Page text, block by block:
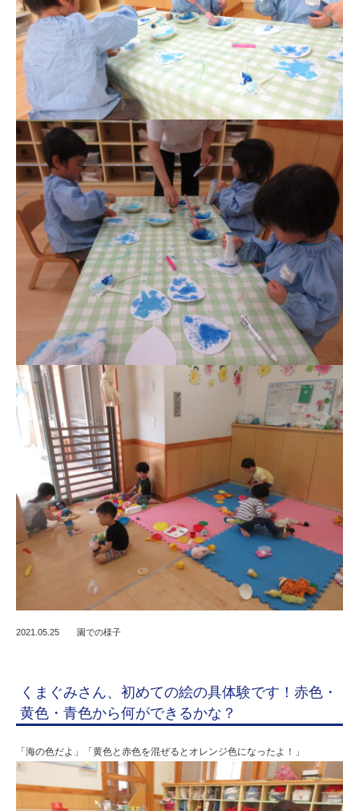
2021.05.25 園での様子
くまぐみさん、初めての絵の具体験です！赤色・
黄色・青色から何ができるかな？
「海の色だよ」「黄色と赤色を混ぜるとオレンジ色になったよ！」